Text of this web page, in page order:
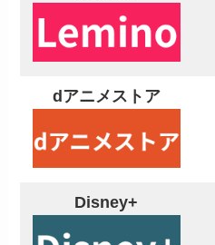
dアニメストア
Disney+